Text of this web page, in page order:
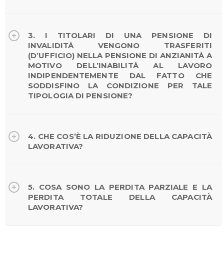
3. I TITOLARI DI UNA PENSIONE DI
INVALIDITÀ VENGONO TRASFERITI
(D’UFFICIO) NELLA PENSIONE DI ANZIANITÀ A
MOTIVO DELL’INABILITÀ AL LAVORO
INDIPENDENTEMENTE DAL FATTO CHE
SODDISFINO LA CONDIZIONE PER TALE
TIPOLOGIA DI PENSIONE?
4. CHE COS’È LA RIDUZIONE DELLA CAPACITÀ
LAVORATIVA?
5. COSA SONO LA PERDITA PARZIALE E LA
PERDITA TOTALE DELLA CAPACITÀ
LAVORATIVA?